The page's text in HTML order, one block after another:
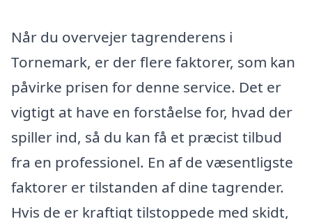
Når du overvejer tagrenderens i
Tornemark, er der flere faktorer, som kan
påvirke prisen for denne service. Det er
vigtigt at have en forståelse for, hvad der
spiller ind, så du kan få et præcist tilbud
fra en professionel. En af de væsentligste
faktorer er tilstanden af dine tagrender.
Hvis de er kraftigt tilstoppede med skidt,